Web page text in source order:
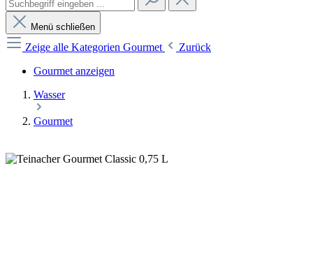
Menü schließen
Zeige alle Kategorien Gourmet
Zurück
Gourmet anzeigen
Wasser
Gourmet